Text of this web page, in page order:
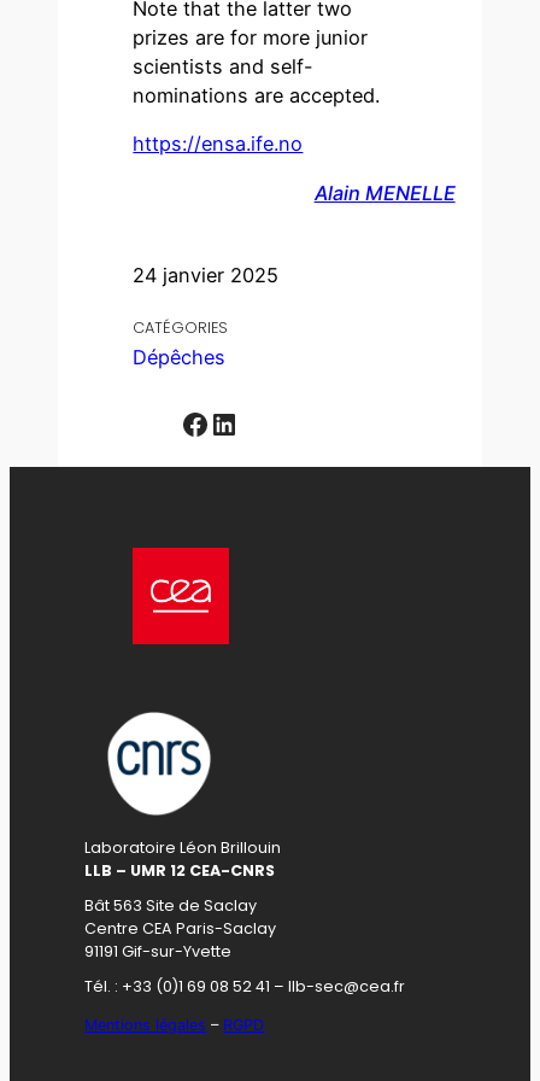
24 janvier 2025
CATÉGORIES
Dépêches
Facebook LinkedIn
Note that the latter two
prizes are for more junior
scientists and self-
nominations are accepted.
https://ensa.ife.no
Alain MENELLE
Laboratoire Léon Brillouin
LLB – UMR 12 CEA-CNRS
Bât 563 Site de Saclay
Centre CEA Paris-Saclay
91191 Gif-sur-Yvette
Tél. : +33 (0)1 69 08 52 41 – llb-sec@cea.fr
Mentions légales – RGPD